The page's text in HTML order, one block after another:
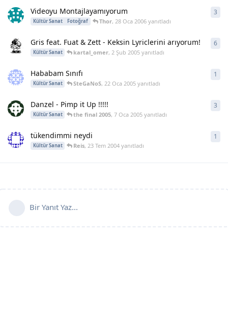
Videoyu Montajlayamıyorum
Kültür Sanat Fotoğraf Thor, 28 Oca 2006yanıtladı
3
Gris feat. Fuat & Zett - Keksin Lyriclerini arıyorum!
Kültür Sanat kartal_omer,2 Şub 2005 yanıtladı
6
Hababam Sınıfı
Kültür Sanat SteGaNoS,22 Oca 2005 yanıtladı
1
Danzel - Pimp it Up !!!!!
Kültür Sanat the final 2005,7 Oca 2005 yanıtladı
3
tükendimmi neydi
Kültür Sanat Reis,23 Tem 2004 yanıtladı
1
Bir Yanıt Yaz...